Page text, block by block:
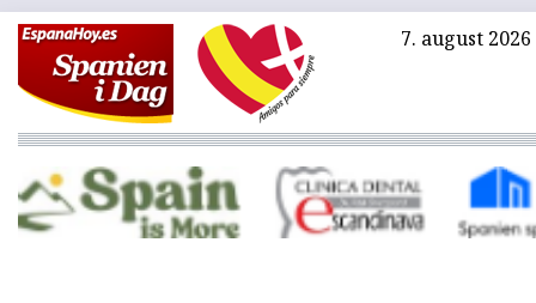
7. august 2026